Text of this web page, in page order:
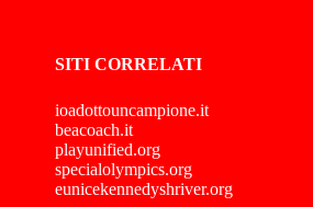
SITI CORRELATI
ioadottouncampione.it
beacoach.it
playunified.org
specialolympics.org
eunicekennedyshriver.org